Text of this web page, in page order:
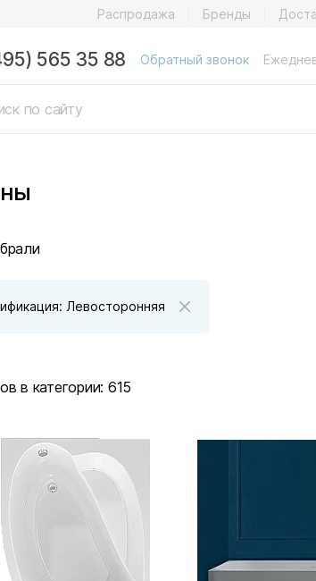
Распродажа Бренды
565 35 88 Обратный звонок
Левосторонняя
в категории: 615